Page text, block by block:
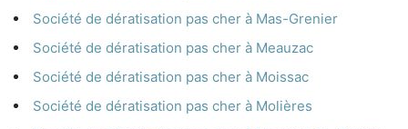
Société de dératisation pas cher à Mas-Grenier
Société de dératisation pas cher à Meauzac
Société de dératisation pas cher à Moissac
Société de dératisation pas cher à Molières